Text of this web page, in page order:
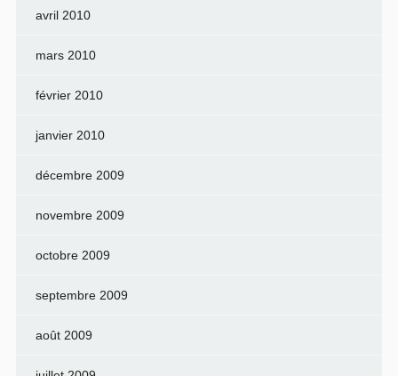
avril 2010
mars 2010
février 2010
janvier 2010
décembre 2009
novembre 2009
octobre 2009
septembre 2009
août 2009